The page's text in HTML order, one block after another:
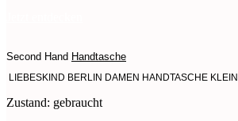
Second Hand Handtasche
LIEBESKIND BERLIN DAMEN HANDTASCHE
Zustand: gebraucht